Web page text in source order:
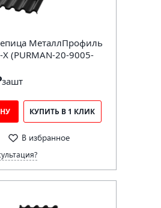
МеталлПрофиль
(PURMAN-20-9005-
зашт
КУПИТЬ В 1 КЛИК
В избранное